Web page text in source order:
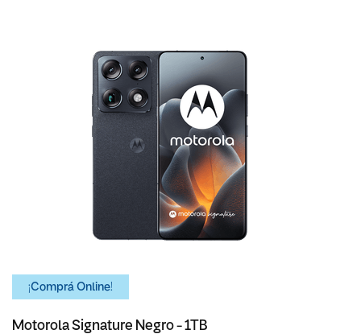
¡Comprá Online!
Motorola Signature Negro - 1TB